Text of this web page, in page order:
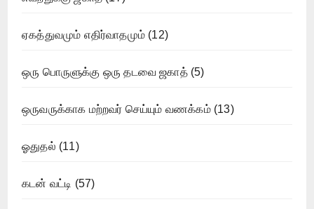
ஏகத்துவமும் எதிர்வாதமும் (12)
ஒரு பொருளுக்கு ஒரு தடவை ஜகாத்(5)
ஒருவருக்காக மற்றவர் செய்யும் வணக்கம்(13)
ஓதுதல் (11)
கடன் வட்டி (57)